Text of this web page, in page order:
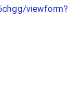
viewform?